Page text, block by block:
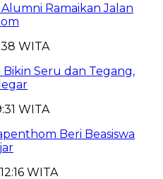
Ramaikan Jalan
WITA
Seru dan Tegang,
WITA
Beri Beasiswa
WITA